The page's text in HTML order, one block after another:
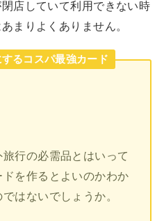
店していて利用できない時
まりよくありません。
るコスパ最強カード
行の必需品とはいって
を作るとよいのかわか
はないでしょうか。